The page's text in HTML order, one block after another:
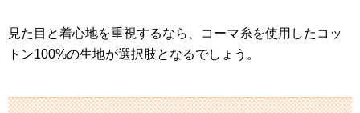
見た目と着心地を重視するなら、コーマ糸を使用したコッ
トン100%の生地が選択肢となるでしょう。